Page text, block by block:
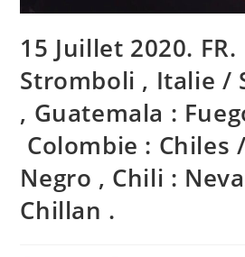
15 Juillet 2020.
Stromboli , Italie /
, Guatemala :
Colombie : Chiles
Negro , Chili :
Chillan .